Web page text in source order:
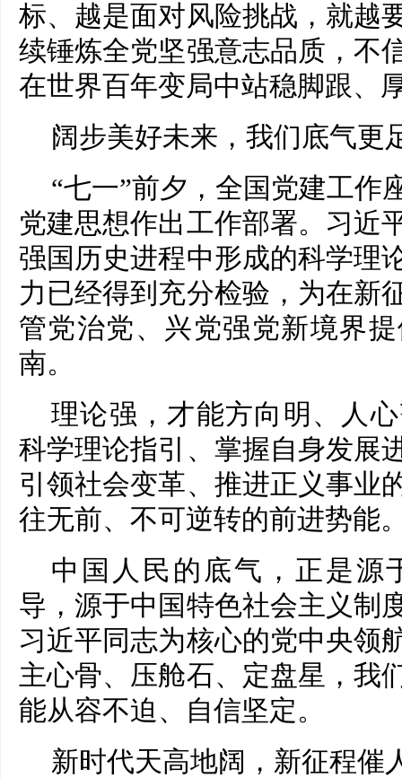
标、越是面对风险挑战，就越
续锤炼全党坚强意志品质，不
在世界百年变局中站稳脚跟、
阔步美好未来，我们底气更
“七一”前夕，全国党建工作
党建思想作出工作部署。习近
强国历史进程中形成的科学理
力已经得到充分检验，为在新
管党治党、兴党强党新境界
南。
理论强，才能方向明、人
科学理论指引、掌握自身发展
引领社会变革、推进正义事业
往无前、不可逆转的前进势能
中国人民的底气，正是源
导，源于中国特色社会主义制
习近平同志为核心的党中央领
主心骨、压舱石、定盘星，我
能从容不迫、自信坚定。
新时代天高地阔，新征程催